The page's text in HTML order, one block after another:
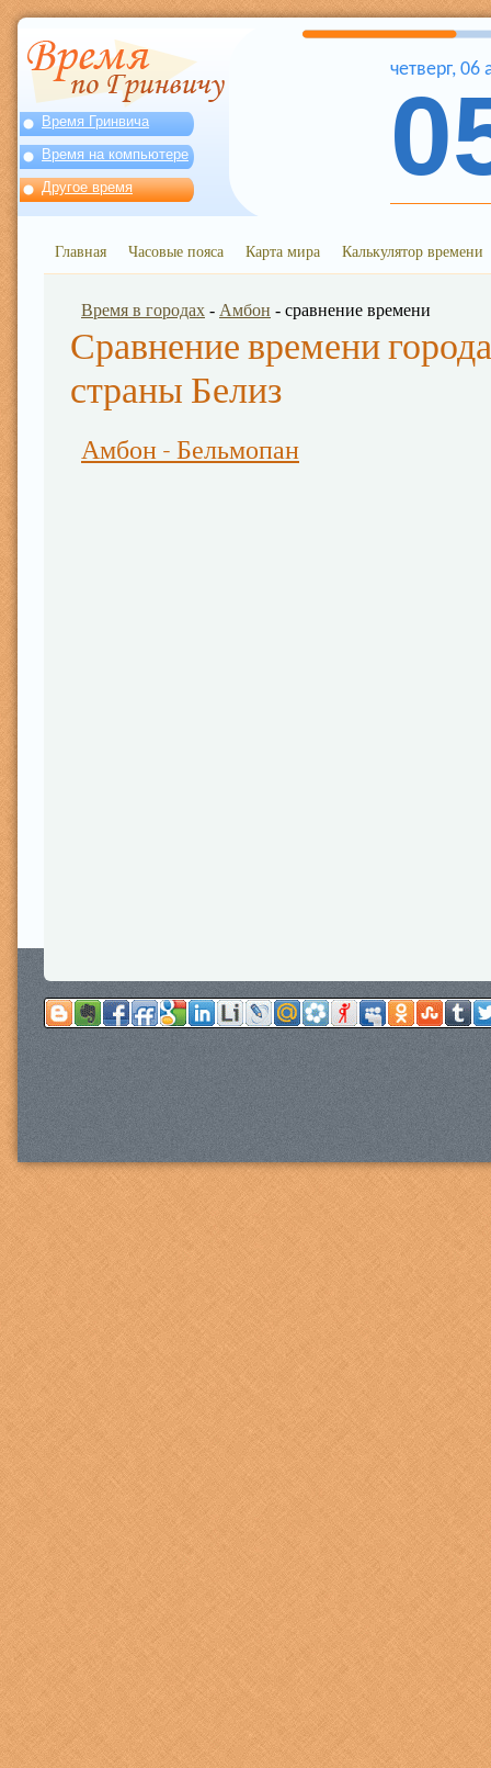
Время Гринвича
Время на компьютере
Другое время
четверг, 06
Главная Часовые пояса Карта мира Калькулятор времени
Время в городах - Амбон - сравнение времени
Сравнение времени
страны Белиз
Амбон - Бельмопан